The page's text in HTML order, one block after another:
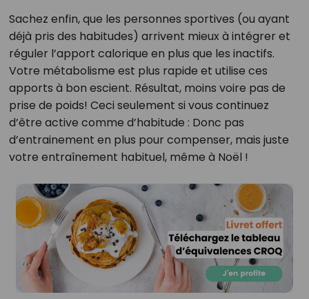
Sachez enfin, que les personnes sportives (ou ayant
déjà pris des habitudes) arrivent mieux à intégrer et
réguler l’apport calorique en plus que les inactifs.
Votre métabolisme est plus rapide et utilise ces
apports à bon escient. Résultat, moins voire pas de
prise de poids! Ceci seulement si vous continuez
d’être active comme d’habitude : Donc pas
d’entrainement en plus pour compenser, mais juste
votre entraînement habituel, même à Noël !